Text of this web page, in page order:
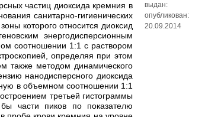
частиц диоксида кремния в
санитарно-гигиенических
которого относится диоксид
энергодисперсионным
соотношении 1:1 с раствором
определяя при этом
также методом динамического
нанодисперсного диоксида
в объемном соотношении 1:1
третьей гистограммы
части пиков по показателю
выдан:
опубликован:
20.09.2014